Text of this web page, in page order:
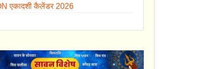
एकादशी कैलेंडर 2026